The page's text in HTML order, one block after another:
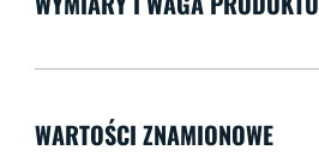
WARTOŚCI ZNAMIONOWE